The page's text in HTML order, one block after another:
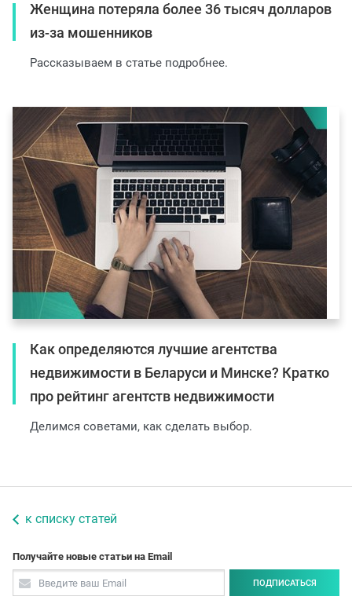
Женщина потеряла более 36 тысяч долларов
из-за мошенников
Рассказываем в статье подробнее.
Как определяются лучшие агентства
недвижимости в Беларуси и Минске? Кратко
про рейтинг агентств недвижимости
Делимся советами, как сделать выбор.
к списку статей
Получайте новые статьи на Email
ПОДПИСАТЬСЯ